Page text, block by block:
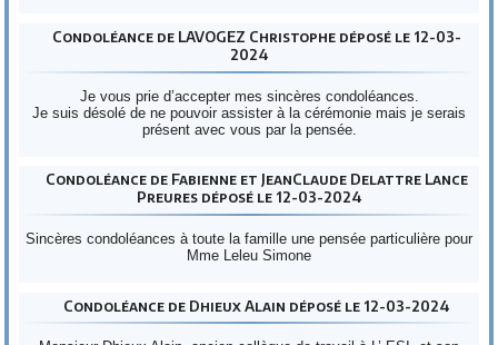
Condoléance de LAVOGEZ Christophe déposé le 12-03-
2024
Je vous prie d’accepter mes sincères condoléances.
Je suis désolé de ne pouvoir assister à la cérémonie mais je serais
présent avec vous par la pensée.
Condoléance de Fabienne et JeanClaude Delattre Lance
Preures déposé le 12-03-2024
Sincères condoléances à toute la famille une pensée particulière pour
Mme Leleu Simone
Condoléance de Dhieux Alain déposé le 12-03-2024